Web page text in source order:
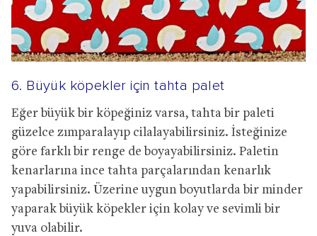
6. Büyük köpekler için tahta palet
Eğer büyük bir köpeğiniz varsa, tahta bir paleti
güzelce zımparalayıp cilalayabilirsiniz. İsteğinize
göre farklı bir renge de boyayabilirsiniz. Paletin
kenarlarına ince tahta parçalarından kenarlık
yapabilirsiniz. Üzerine uygun boyutlarda bir minder
yaparak büyük köpekler için kolay ve sevimli bir
yuva olabilir.